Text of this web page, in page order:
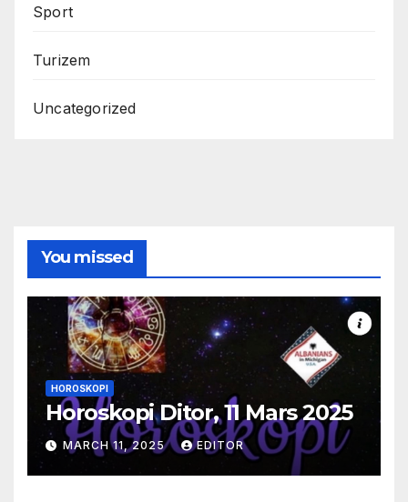
Sport
Turizem
Uncategorized
You missed
HOROSKOPI
Horoskopi Ditor, 11 Mars 2025
MARCH 11, 2025 EDITOR